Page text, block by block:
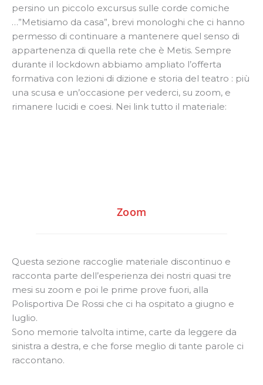
persino un piccolo excursus sulle corde comiche
…”Metisiamo da casa”, brevi monologhi che ci hanno
permesso di continuare a mantenere quel senso di
appartenenza di quella rete che è Metis. Sempre
durante il lockdown abbiamo ampliato l’offerta
formativa con lezioni di dizione e storia del teatro : più
una scusa e un’occasione per vederci, su zoom, e
rimanere lucidi e coesi. Nei link tutto il materiale:
Zoom
Questa sezione raccoglie materiale discontinuo e
racconta parte dell’esperienza dei nostri quasi tre
mesi su zoom e poi le prime prove fuori, alla
Polisportiva De Rossi che ci ha ospitato a giugno e
luglio.
Sono memorie talvolta intime, carte da leggere da
sinistra a destra, e che forse meglio di tante parole ci
raccontano.